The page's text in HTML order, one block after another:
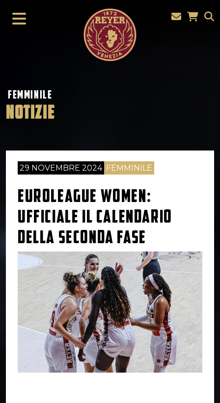
FEMMINILE
NOTIZIE
29 NOVEMBRE 2024 FEMMINILE
EUROLEAGUE WOMEN:
UFFICIALE IL CALENDARIO
DELLA SECONDA FASE